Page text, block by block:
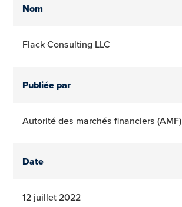
Nom
Flack Consulting LLC
Publiée par
Autorité des marchés financiers (AMF)
Date
12 juillet 2022